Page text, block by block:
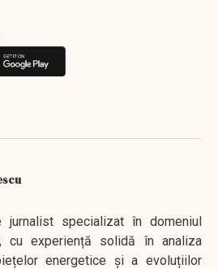
jurnalist specializat în domeniul
cu experiență solidă în analiza
energetice și a evoluțiilor